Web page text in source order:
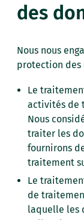
des
Nous nous
protection des
Le
activités de
Nous
traiter les
fournirons
traitement
Le
de
laquelle les